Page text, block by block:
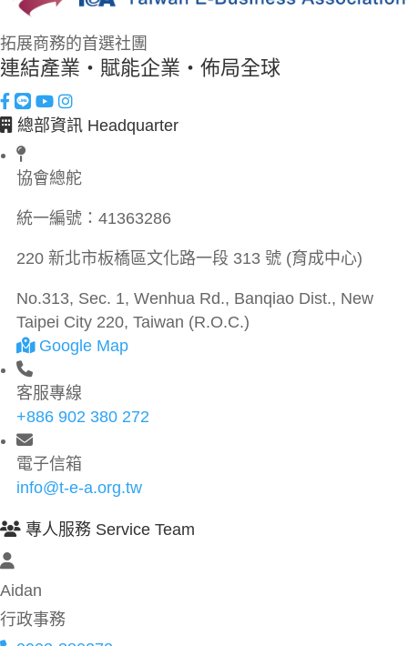
拓展商務的首選社團
連結產業・賦能企業・佈局全球
總部資訊 Headquarter
協會總舵
統一編號： 41363286
220 新北市板橋區文化路一段 313 號 (育成中心)
No.313, Sec. 1, Wenhua Rd., Banqiao Dist., New
Taipei City 220, Taiwan (R.O.C.)
Google Map
客服專線
+886 902 380 272
電子信箱
info@t-e-a.org.tw
專人服務 Service Team
Aidan
行政事務